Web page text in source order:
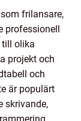
frilansare,
professionell
till olika
projekt och
och
är populärt
skrivande,